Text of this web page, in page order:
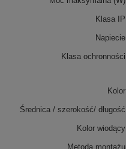
Klasa IP
Napiecie
Klasa ochronności
Kolor
Średnica / szerokość/ długość
Kolor wiodący
Metoda montażu